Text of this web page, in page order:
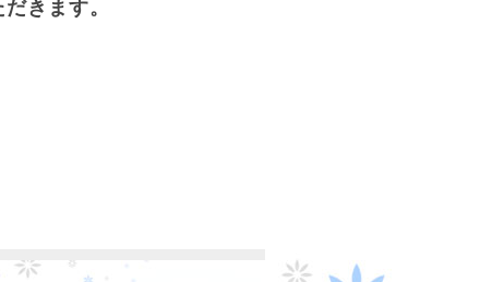
きます。